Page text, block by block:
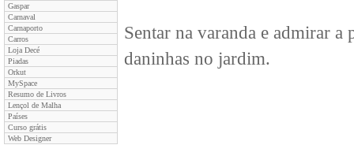
Gaspar
Carnaval
Carnaporto
Carros
Loja Decé
Piadas
Orkut
MySpace
Resumo de Livros
Lençol de Malha
Países
Curso grátis
Web Designer
Sentar na varanda e admirar a
daninhas no jardim.